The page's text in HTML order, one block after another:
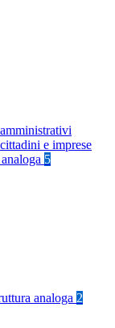
e imprese
5
analoga 2